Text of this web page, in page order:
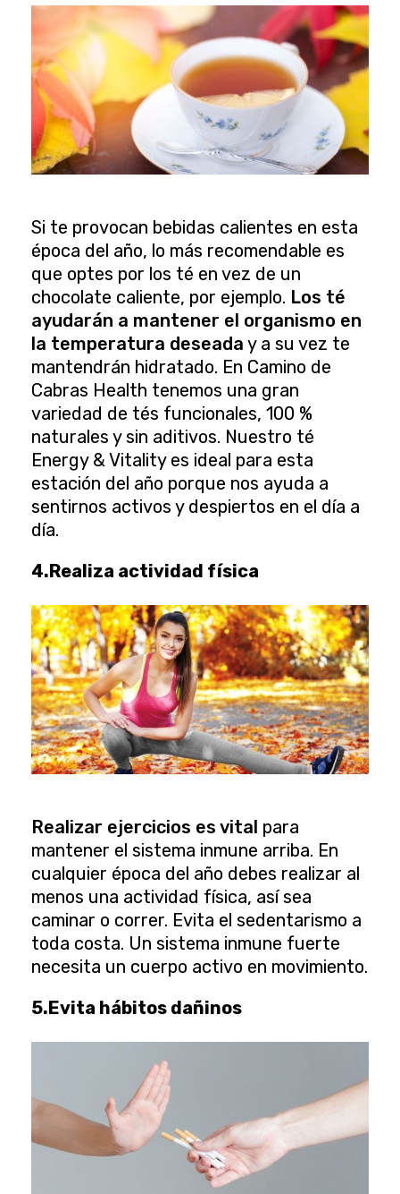
Si te provocan bebidas calientes en esta
época del año, lo más recomendable es
que optes por los té en vez de un
chocolate caliente, por ejemplo. Los té
ayudarán a mantener el organismo en
la temperatura deseada y a su vez te
mantendrán hidratado. En Camino de
Cabras Health tenemos una gran
variedad de tés funcionales, 100 %
naturales y sin aditivos. Nuestro té
Energy & Vitalityes ideal para esta
estación del año porque nos ayuda a
sentirnos activos y despiertos en el día a
día.
4.Realiza actividad física
Realizar ejercicios es vital para
mantener el sistema inmune arriba. En
cualquier época del año debes realizar al
menos una actividad física, así sea
caminar o correr. Evita el sedentarismo a
toda costa. Un sistema inmune fuerte
necesita un cuerpo activo en movimiento.
5.Evita hábitos dañinos